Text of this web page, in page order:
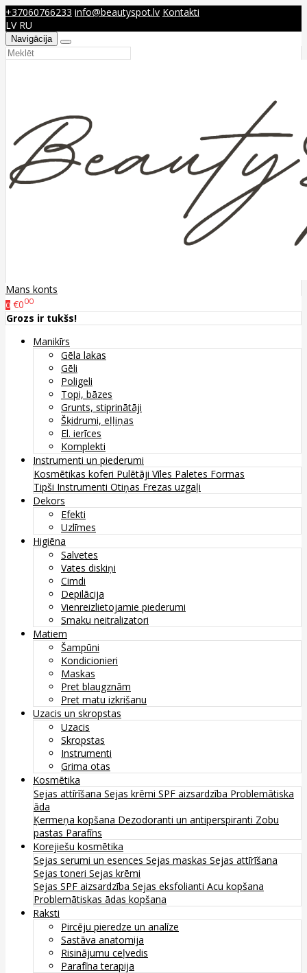
+37060766233 info@beautyspot.lv Kontakti
LV RU
Navigācija
Mans konts
0 €000
Grozs ir tukšs!
Manikīrs
Gēla lakas
Gēli
Poligeli
Topi, bāzes
Grunts, stiprinātāji
Šķidrumi, eļļiņas
El. ierīces
Komplekti
Instrumenti un piederumi
Kosmētikas koferi Pulētāji Vīles Paletes Formas
Tipši Instrumenti Otiņas Frezas uzgaļi
Dekors
Efekti
Uzlīmes
Higiēna
Salvetes
Vates diskiņi
Cimdi
Depilācija
Vienreizlietojamie piederumi
Smaku neitralizatori
Matiem
Šampūni
Kondicionieri
Maskas
Pret blaugznām
Pret matu izkrišanu
Uzacis un skropstas
Uzacis
Skropstas
Instrumenti
Grima otas
Kosmētika
Sejas attīrīšana Sejas krēmi SPF aizsardzība Problemātiska
āda
Ķermeņa kopšana Dezodoranti un antiperspiranti Zobu
pastas Parafīns
Korejiešu kosmētika
Sejas serumi un esences Sejas maskas Sejas attīrīšana
Sejas toneri Sejas krēmi
Sejas SPF aizsardzība Sejas eksfolianti Acu kopšana
Problemātiskas ādas kopšana
Raksti
Pircēju pieredze un analīze
Sastāva anatomija
Risinājumu ceļvedis
Parafīna terapija